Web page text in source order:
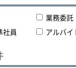
業務委託
社員
アルバイ